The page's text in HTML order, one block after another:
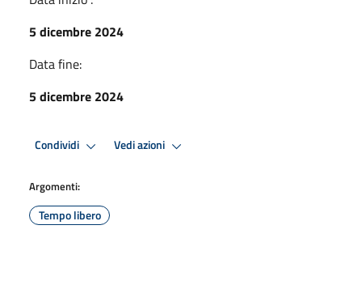
5 dicembre 2024
Data fine:
5 dicembre 2024
Condividi Vedi azioni
Argomenti:
Tempo libero